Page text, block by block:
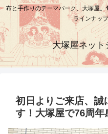
布と手作りのテーマパーク、大塚屋
ラインナッ
大塚屋ネット
初日よりご来店、誠
す！大塚屋で76周年